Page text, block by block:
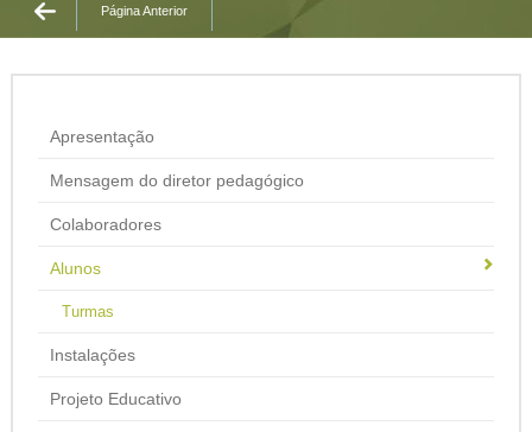
Página Anterior
Apresentação
Mensagem do diretor pedagógico
Colaboradores
Alunos
Turmas
Instalações
Projeto Educativo